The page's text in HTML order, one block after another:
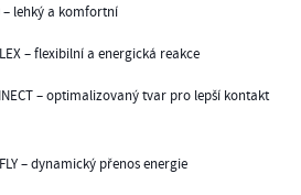
– lehký a komfortní
– flexibilní a energická reakce
– optimalizovaný tvar pro lepší kontakt
– dynamický přenos energie